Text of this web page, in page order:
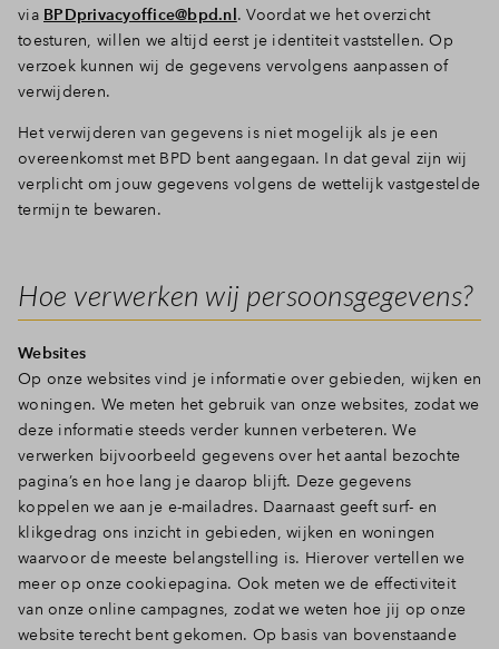
via BPDprivacyoffice@bpd.nl. Voordat we het overzicht
toesturen, willen we altijd eerst je identiteit vaststellen. Op
verzoek kunnen wij de gegevens vervolgens aanpassen of
verwijderen.
Het verwijderen van gegevens is niet mogelijk als je een
overeenkomst met BPD bent aangegaan. In dat geval zijn wij
verplicht om jouw gegevens volgens de wettelijk vastgestelde
termijn te bewaren.
Hoe verwerken wij persoonsgegevens?
Websites
Op onze websites vind je informatie over gebieden, wijken en
woningen. We meten het gebruik van onze websites, zodat we
deze informatie steeds verder kunnen verbeteren. We
verwerken bijvoorbeeld gegevens over het aantal bezochte
pagina’s en hoe lang je daarop blijft. Deze gegevens
koppelen we aan je e-mailadres. Daarnaast geeft surf- en
klikgedrag ons inzicht in gebieden, wijken en woningen
waarvoor de meeste belangstelling is. Hierover vertellen we
meer op onze cookiepagina. Ook meten we de effectiviteit
van onze online campagnes, zodat we weten hoe jij op onze
website terecht bent gekomen. Op basis van bovenstaande